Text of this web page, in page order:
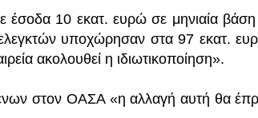
έσοδα 10 εκατ. ευρώ σε μηνιαία βάση
υποχώρησαν στα 97 εκατ.
ακολουθεί η ιδιωτικοποίηση».
στον ΟΑΣΑ «η αλλαγή αυτή θα